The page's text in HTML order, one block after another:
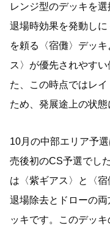
レンジ型のデッキを
退場時効果を発動し
を頼る〈宿儺〉デッ
ス〉が優先されやす
た、この時点ではレ
ため、発展途上の状態
10月の中部エリア予
売後初のCS予選でし
は〈紫ギアス〉と〈宿
退場除去とドローの
ッキです。このデッ